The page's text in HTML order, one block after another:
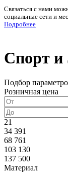
Связаться с нами
социальные сети и
Подробнее
Спорт и
Подбор
Розничная цена
21
34 391
68 761
103 130
137 500
Материал